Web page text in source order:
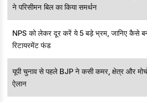
ने परिसीमन बिल का किया समर्थन
NPS को लेकर दूर करें ये 5 बड़े भ्रम, जानिए कैसे
रिटायरमेंट फंड
यूपी चुनाव से पहले BJP ने कसी कमर, क्षेत्र और
ऐलान